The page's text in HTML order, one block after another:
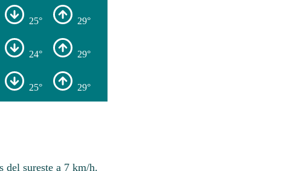
25° 29°
24° 29°
25° 29°
del sureste a 7 km/h.